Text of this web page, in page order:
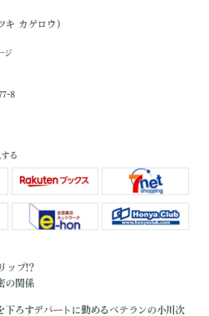
キ カゲロウ）
ジ
8
る
ップ!?
の関係
下ろすデパートに勤めるベテランの小川次